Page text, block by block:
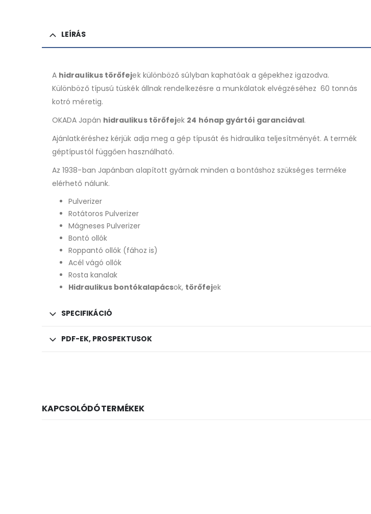
LEÍRÁS
A hidraulikus törőfejek különböző súlyban kaphatóak a gépekhez igazodva.
Különböző típusú tüskék állnak rendelkezésre a munkálatok elvégzéséhez 60 tonnás
kotró méretig.
OKADA Japán hidraulikus törőfejek 24 hónap gyártói garanciával.
Ajánlatkéréshez kérjük adja meg a gép típusát és hidraulika teljesítményét. A termék
géptípustól függően használható.
Az 1938-ban Japánban alapított gyárnak minden a bontáshoz szükséges terméke
elérhető nálunk.
Pulverizer
Rotátoros Pulverizer
Mágneses Pulverizer
Bontó ollók
Roppantó ollók (fához is)
Acél vágó ollók
Rosta kanalak
Hidraulikus bontókalapácsok, törőfejek
SPECIFIKÁCIÓ
PDF-EK, PROSPEKTUSOK
KAPCSOLÓDÓ TERMÉKEK